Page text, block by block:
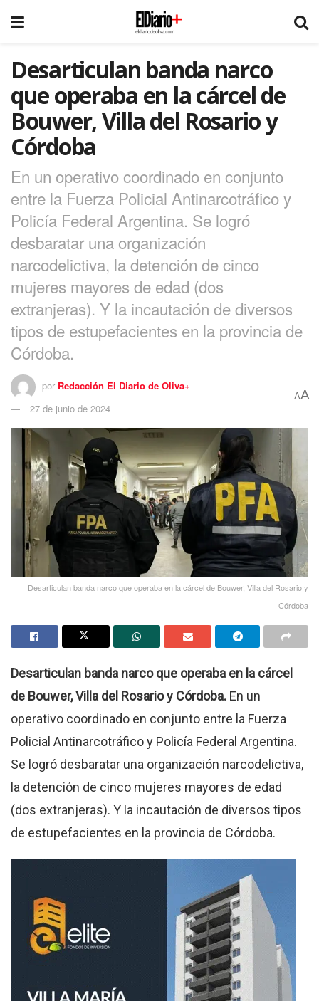
Desarticulan banda narco
que operaba en la cárcel de
Bouwer, Villa del Rosario y
Córdoba
En un operativo coordinado en conjunto
entre la Fuerza Policial Antinarcotráfico y
Policía Federal Argentina. Se logró
desbaratar una organización
narcodelictiva, la detención de cinco
mujeres mayores de edad (dos
extranjeras). Y la incautación de diversos
tipos de estupefacientes en la provincia de
Córdoba.
por Redacción El Diario de Oliva+
27 de junio de 2024
AA
Desarticulan banda narco que operaba en la cárcel de Bouwer, Villa del Rosario y
Córdoba
Desarticulan banda narco que operaba en la cárcel
de Bouwer, Villa del Rosario y Córdoba. En un
operativo coordinado en conjunto entre la Fuerza
Policial Antinarcotráfico y Policía Federal Argentina.
Se logró desbaratar una organización narcodelictiva,
la detención de cinco mujeres mayores de edad
(dos extranjeras). Y la incautación de diversos tipos
de estupefacientes en la provincia de Córdoba.